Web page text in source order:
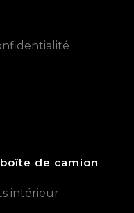
de camion
intérieur